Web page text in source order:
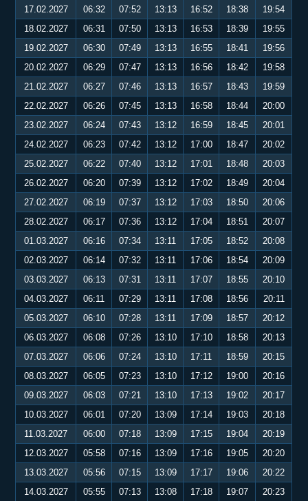
17.02.2027
06:32 07:52 13:13 16:52 18:38
19:54
18.02.2027
06:31 07:50 13:13 16:53 18:39
19:55
19.02.2027
06:30 07:49 13:13 16:55 18:41
19:56
20.02.2027
06:29 07:47 13:13 16:56 18:42
19:58
21.02.2027
06:27 07:46 13:13 16:57 18:43
19:59
22.02.2027
06:26 07:45 13:13 16:58 18:44
20:00
23.02.2027
06:24 07:43 13:12 16:59 18:45
20:01
24.02.2027
06:23 07:42 13:12 17:00 18:47
20:02
25.02.2027
06:22 07:40 13:12 17:01 18:48
20:03
26.02.2027
06:20 07:39 13:12 17:02 18:49
20:04
27.02.2027
06:19 07:37 13:12 17:03 18:50
20:06
28.02.2027
06:17 07:36 13:12 17:04 18:51
20:07
01.03.2027
06:16 07:34 13:11 17:05 18:52
20:08
02.03.2027
06:14 07:32 13:11 17:06 18:54
20:09
03.03.2027
06:13 07:31 13:11 17:07 18:55
20:10
04.03.2027
06:11 07:29 13:11 17:08 18:56
20:11
05.03.2027
06:10 07:28 13:11 17:09 18:57
20:12
06.03.2027
06:08 07:26 13:10 17:10 18:58
20:13
07.03.2027
06:06 07:24 13:10 17:11 18:59
20:15
08.03.2027
06:05 07:23 13:10 17:12 19:00
20:16
09.03.2027
06:03 07:21 13:10 17:13 19:02
20:17
10.03.2027
06:01 07:20 13:09 17:14 19:03
20:18
11.03.2027
06:00 07:18 13:09 17:15 19:04
20:19
12.03.2027
05:58 07:16 13:09 17:16 19:05
20:20
13.03.2027
05:56 07:15 13:09 17:17 19:06
20:22
14.03.2027
05:55 07:13 13:08 17:18 19:07
20:23